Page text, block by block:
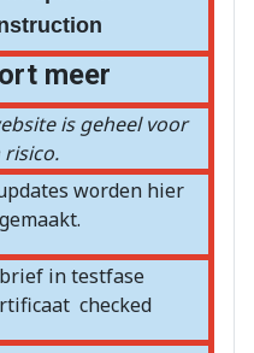
meer
is geheel voor
risico.
worden hier
in testfase
checked